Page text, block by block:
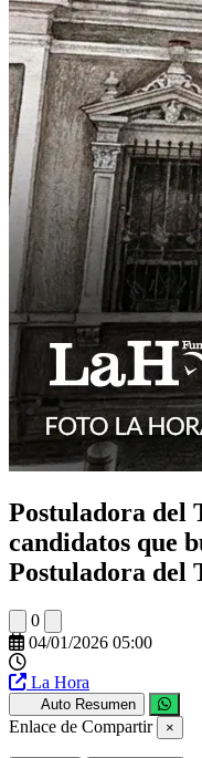
Postuladora del
candidatos que
Postuladora del
0
04/01/2026 05:00
La Hora
Auto Resumen
Enlace de Compartir ×